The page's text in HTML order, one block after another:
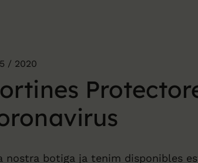
/ 2020
nostra botiga ja tenim disponibles